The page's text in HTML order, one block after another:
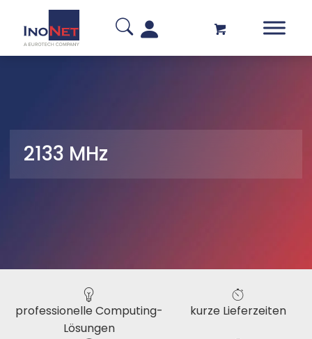
2133 MHz
professionelle Computing-
Lösungen
kurze Lieferzeiten